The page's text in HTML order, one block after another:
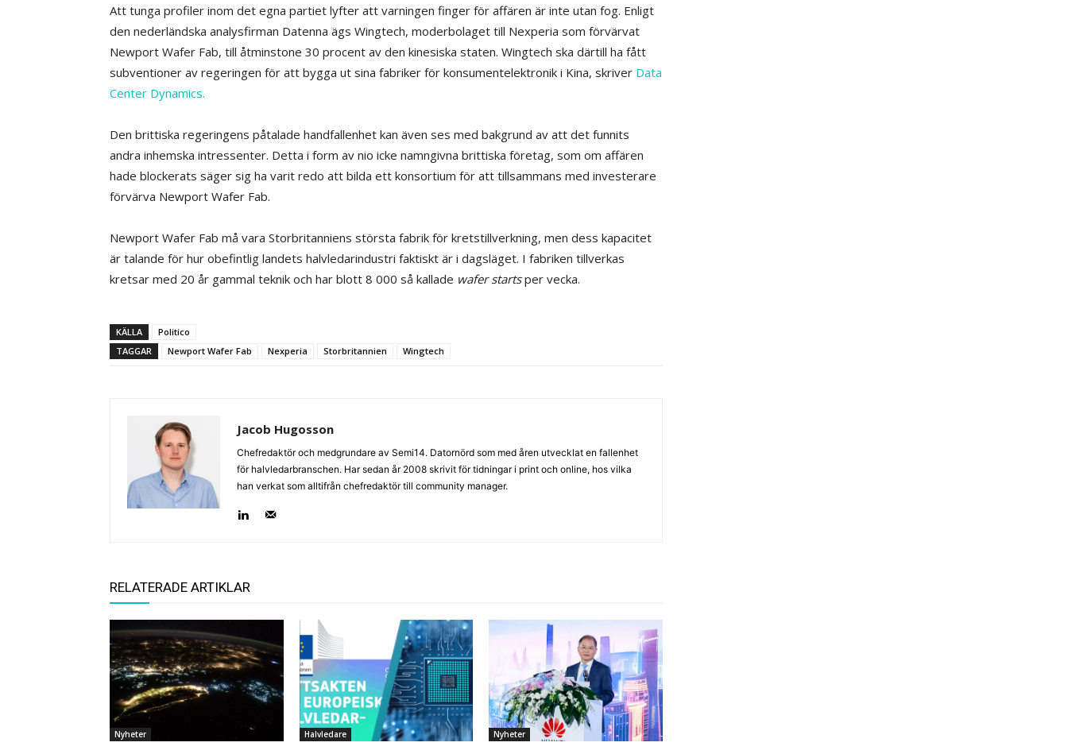
Att tunga profiler inom det egna partiet lyfter att varningen finger för affären är inte utan fog. Enligt
den nederländska analysfirman Datenna ägs Wingtech, moderbolaget till Nexperia som förvärvat
Newport Wafer Fab, till åtminstone 30 procent av den kinesiska staten. Wingtech ska därtill ha fått
subventioner av regeringen för att bygga ut sina fabriker för konsumentelektronik i Kina, skriver Data
Center Dynamics.
Den brittiska regeringens påtalade handfallenhet kan även ses med bakgrund av att det funnits
andra inhemska intressenter. Detta i form av nio icke namngivna brittiska företag, som om affären
hade blockerats säger sig ha varit redo att bilda ett konsortium för att tillsammans med investerare
förvärva Newport Wafer Fab.
Newport Wafer Fab må vara Storbritanniens största fabrik för kretstillverkning, men dess kapacitet
är talande för hur obefintlig landets halvledarindustri faktiskt är i dagsläget. I fabriken tillverkas
kretsar med 20 år gammal teknik och har blott 8 000 så kallade wafer startsper vecka.
KÄLLA
Politico
TAGGAR
Newport Wafer Fab Nexperia Storbritannien Wingtech
Jacob Hugosson
Chefredaktör och medgrundare av Semi14. Datornörd som med åren utvecklat en fallenhet
för halvledarbranschen. Har sedan år 2008 skrivit för tidningar i print och online, hos vilka
han verkat som alltifrån chefredaktör till community manager.
RELATERADE ARTIKLAR
Nyheter Halvledare Nyheter